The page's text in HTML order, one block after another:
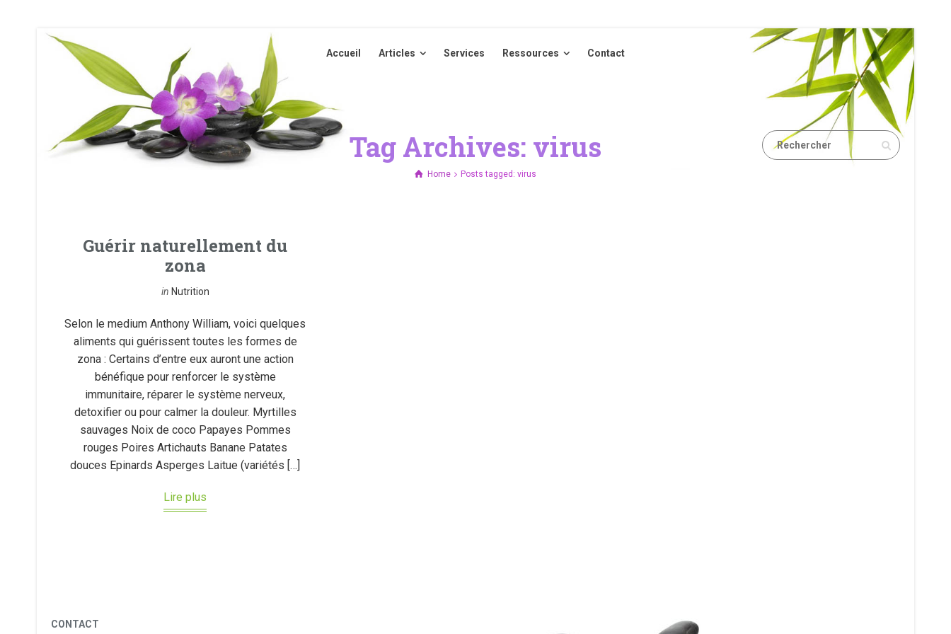
Accueil Articles Services Ressources Contact
Tag Archives: virus
Home Posts tagged: virus
Guérir naturellement du
zona
in Nutrition
Selon le medium Anthony William, voici quelques
aliments qui guérissent toutes les formes de
zona : Certains d’entre eux auront une action
bénéfique pour renforcer le système
immunitaire, réparer le système nerveux,
detoxifier ou pour calmer la douleur. Myrtilles
sauvages Noix de coco Papayes Pommes
rouges Poires Artichauts Banane Patates
douces Epinards Asperges Laitue (variétés […]
Lire plus
CONTACT